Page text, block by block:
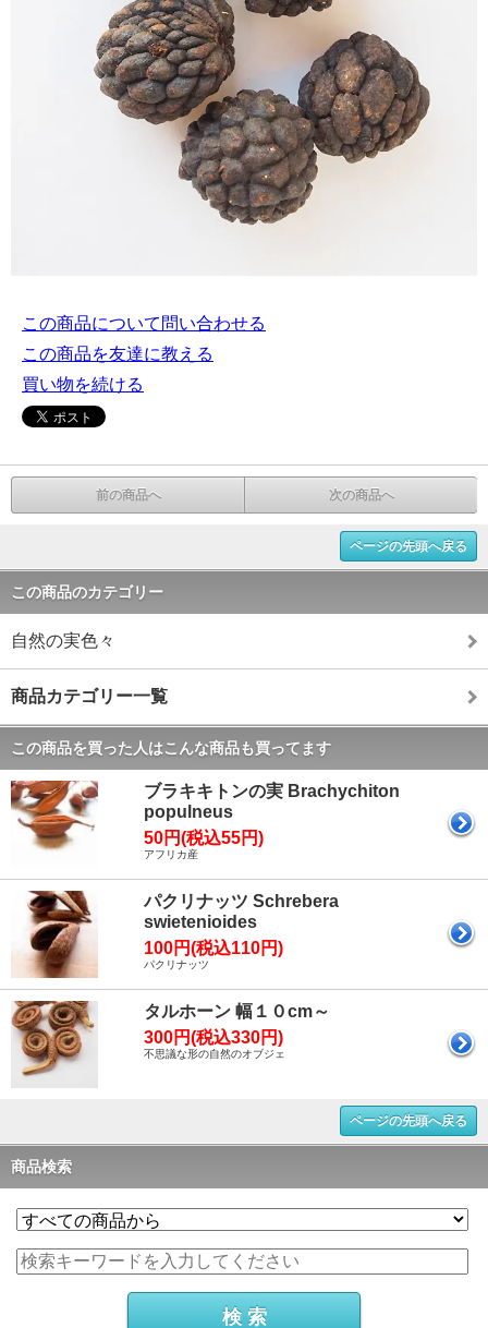
この商品について問い合わせる
この商品を友達に教える
買い物を続ける
前の商品へ 次の商品へ
ページの先頭へ戻る
この商品のカテゴリー
自然の実色々
商品カテゴリー一覧
この商品を買った人はこんな商品も買ってます
ブラキキトンの実 Brachychiton
populneus
50円(税込55円)
アフリカ産
パクリナッツ Schrebera
swietenioides
100円(税込110円)
パクリナッツ
タルホーン 幅１０cm～
300円(税込330円)
不思議な形の自然のオブジェ
ページの先頭へ戻る
商品検索